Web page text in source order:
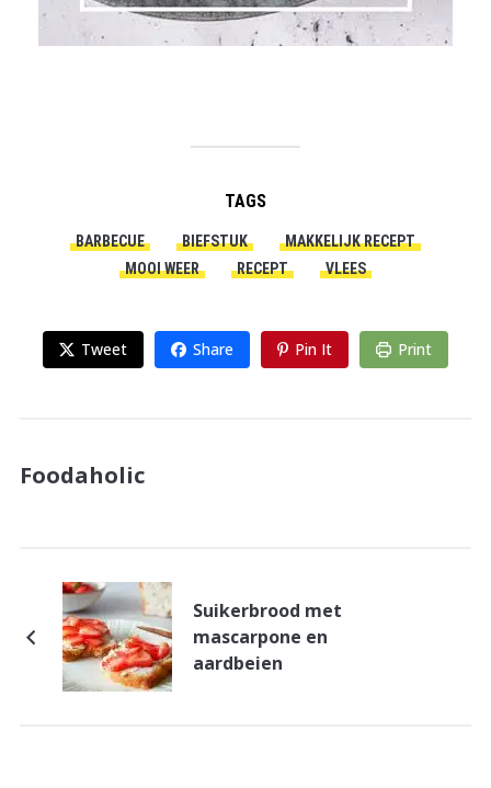
TAGS
BARBECUE BIEFSTUK
MAKKELIJK RECEPT
MOOI WEER
RECEPT VLEES
Tweet Share Pin It Print
Foodaholic
Suikerbrood met
mascarpone en
aardbeien